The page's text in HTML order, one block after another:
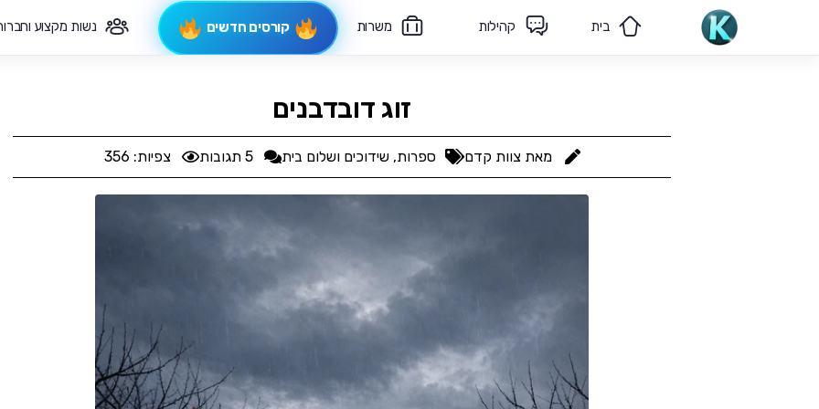
בית קהילות משרות קורסים חדשים נשות מקצוע
זוג דובדבנים
מאת צוות קדם ספרות,שידוכים ושלום בית 5 תגובות צפיות: 356